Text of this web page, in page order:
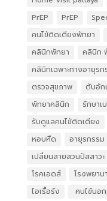
PrEP
PrEP
คนไข้ติดเตียงพัทยา
คลินิกพัทยา
คลินิก
คลินิกเฉพาะทางอายุรก
ตรวจสุขภาพ
ตับอัก
พัทยาคลินิก
รักษาเ
รับดูแลคนไข้ติดเตียง
หอบหืด
อายุรกรรม
เปลี่ยนสายสวนปัสสาวะ
โรคเอดส์
โรงพยาบ
ไอเรื้อรัง
คนไข้นอ